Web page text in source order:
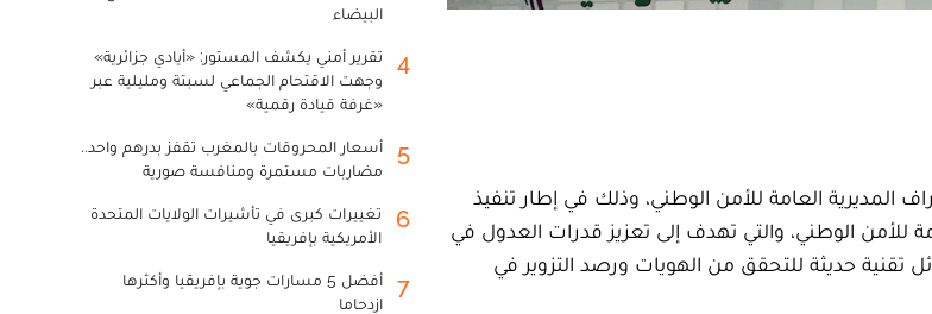
العامة للأمن الوطني، وذلك في إطار تنفيذ
للأمن الوطني، والتي تهدف إلى تعزيز قدرات العدول في
تقنية حديثة للتحقق من الهويات ورصد التزوير في
البيضاء
4
تقرير أمني يكشف المستور: «أيادي جزائرية»
وجهت الاقتحام الجماعي لسبتة ومليلية عبر
«غرفة قيادة رقمية»
5
أسعار المحروقات بالمغرب تقفز بدرهم واحد..
مضاربات مستمرة ومنافسة صورية
6
تغييرات كبرى في تأشيرات الولايات المتحدة
الأمريكية بإفريقيا
7
أفضل 5 مسارات جوية بإفريقيا وأكثرها
ازدحاما